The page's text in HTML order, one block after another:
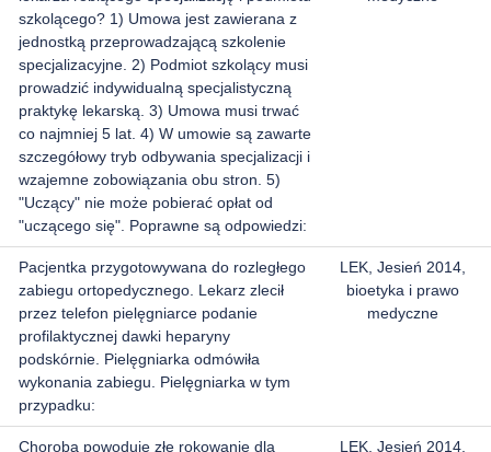
szkolącego? 1) Umowa jest zawierana z
jednostką przeprowadzającą szkolenie
specjalizacyjne. 2) Podmiot szkolący musi
prowadzić indywidualną specjalistyczną
praktykę lekarską. 3) Umowa musi trwać
co najmniej 5 lat. 4) W umowie są zawarte
szczegółowy tryb odbywania specjalizacji i
wzajemne zobowiązania obu stron. 5)
"Uczący" nie może pobierać opłat od
"uczącego się". Poprawne są odpowiedzi:
Pacjentka przygotowywana do rozległego
zabiegu ortopedycznego. Lekarz zlecił
przez telefon pielęgniarce podanie
profilaktycznej dawki heparyny
podskórnie. Pielęgniarka odmówiła
wykonania zabiegu. Pielęgniarka w tym
przypadku:
LEK, Jesień 2014,
bioetyka i prawo
medyczne
Choroba powoduje złe rokowanie dla LEK, Jesień 2014,